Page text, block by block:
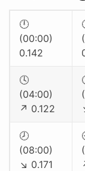
🕛
(00:00)
0.142
🕓
(04:00)
↗ 0.122
🕗
(08:00)
↘ 0.171